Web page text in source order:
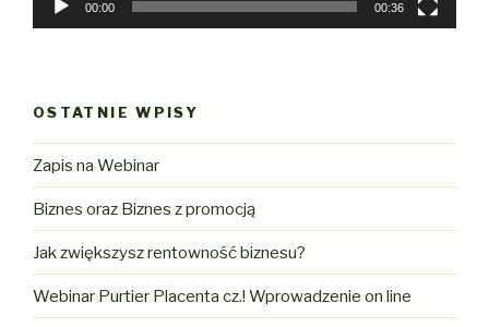
00:00 00:36
OSTATNIE WPISY
Zapis na Webinar
Biznes oraz Biznes z promocją
Jak zwiększysz rentowność biznesu?
Webinar Purtier Placenta cz.! Wprowadzenie on line